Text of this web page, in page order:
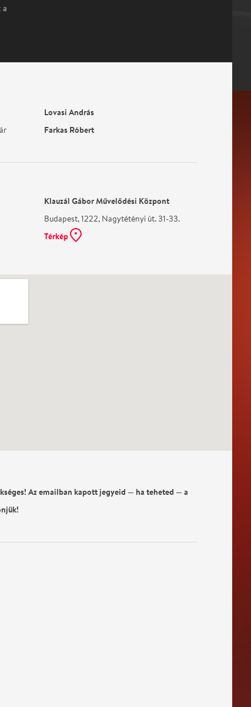
a
Lovasi András
Farkas Róbert
Klauzál Gábor Művelődési Központ
Budapest, 1222, Nagytétényi út. 31-33.
Térkép
Az emailban kapott jegyeid — ha teheted — a